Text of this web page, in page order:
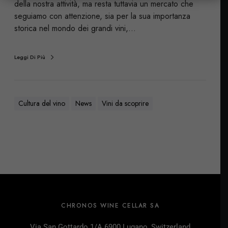
della nostra attività, ma resta tuttavia un mercato che
seguiamo con attenzione, sia per la sua importanza
storica nel mondo dei grandi vini,…
Leggi Di Più
Cultura del vino News Vini da scoprire
CHRONOS WINE CELLAR SA